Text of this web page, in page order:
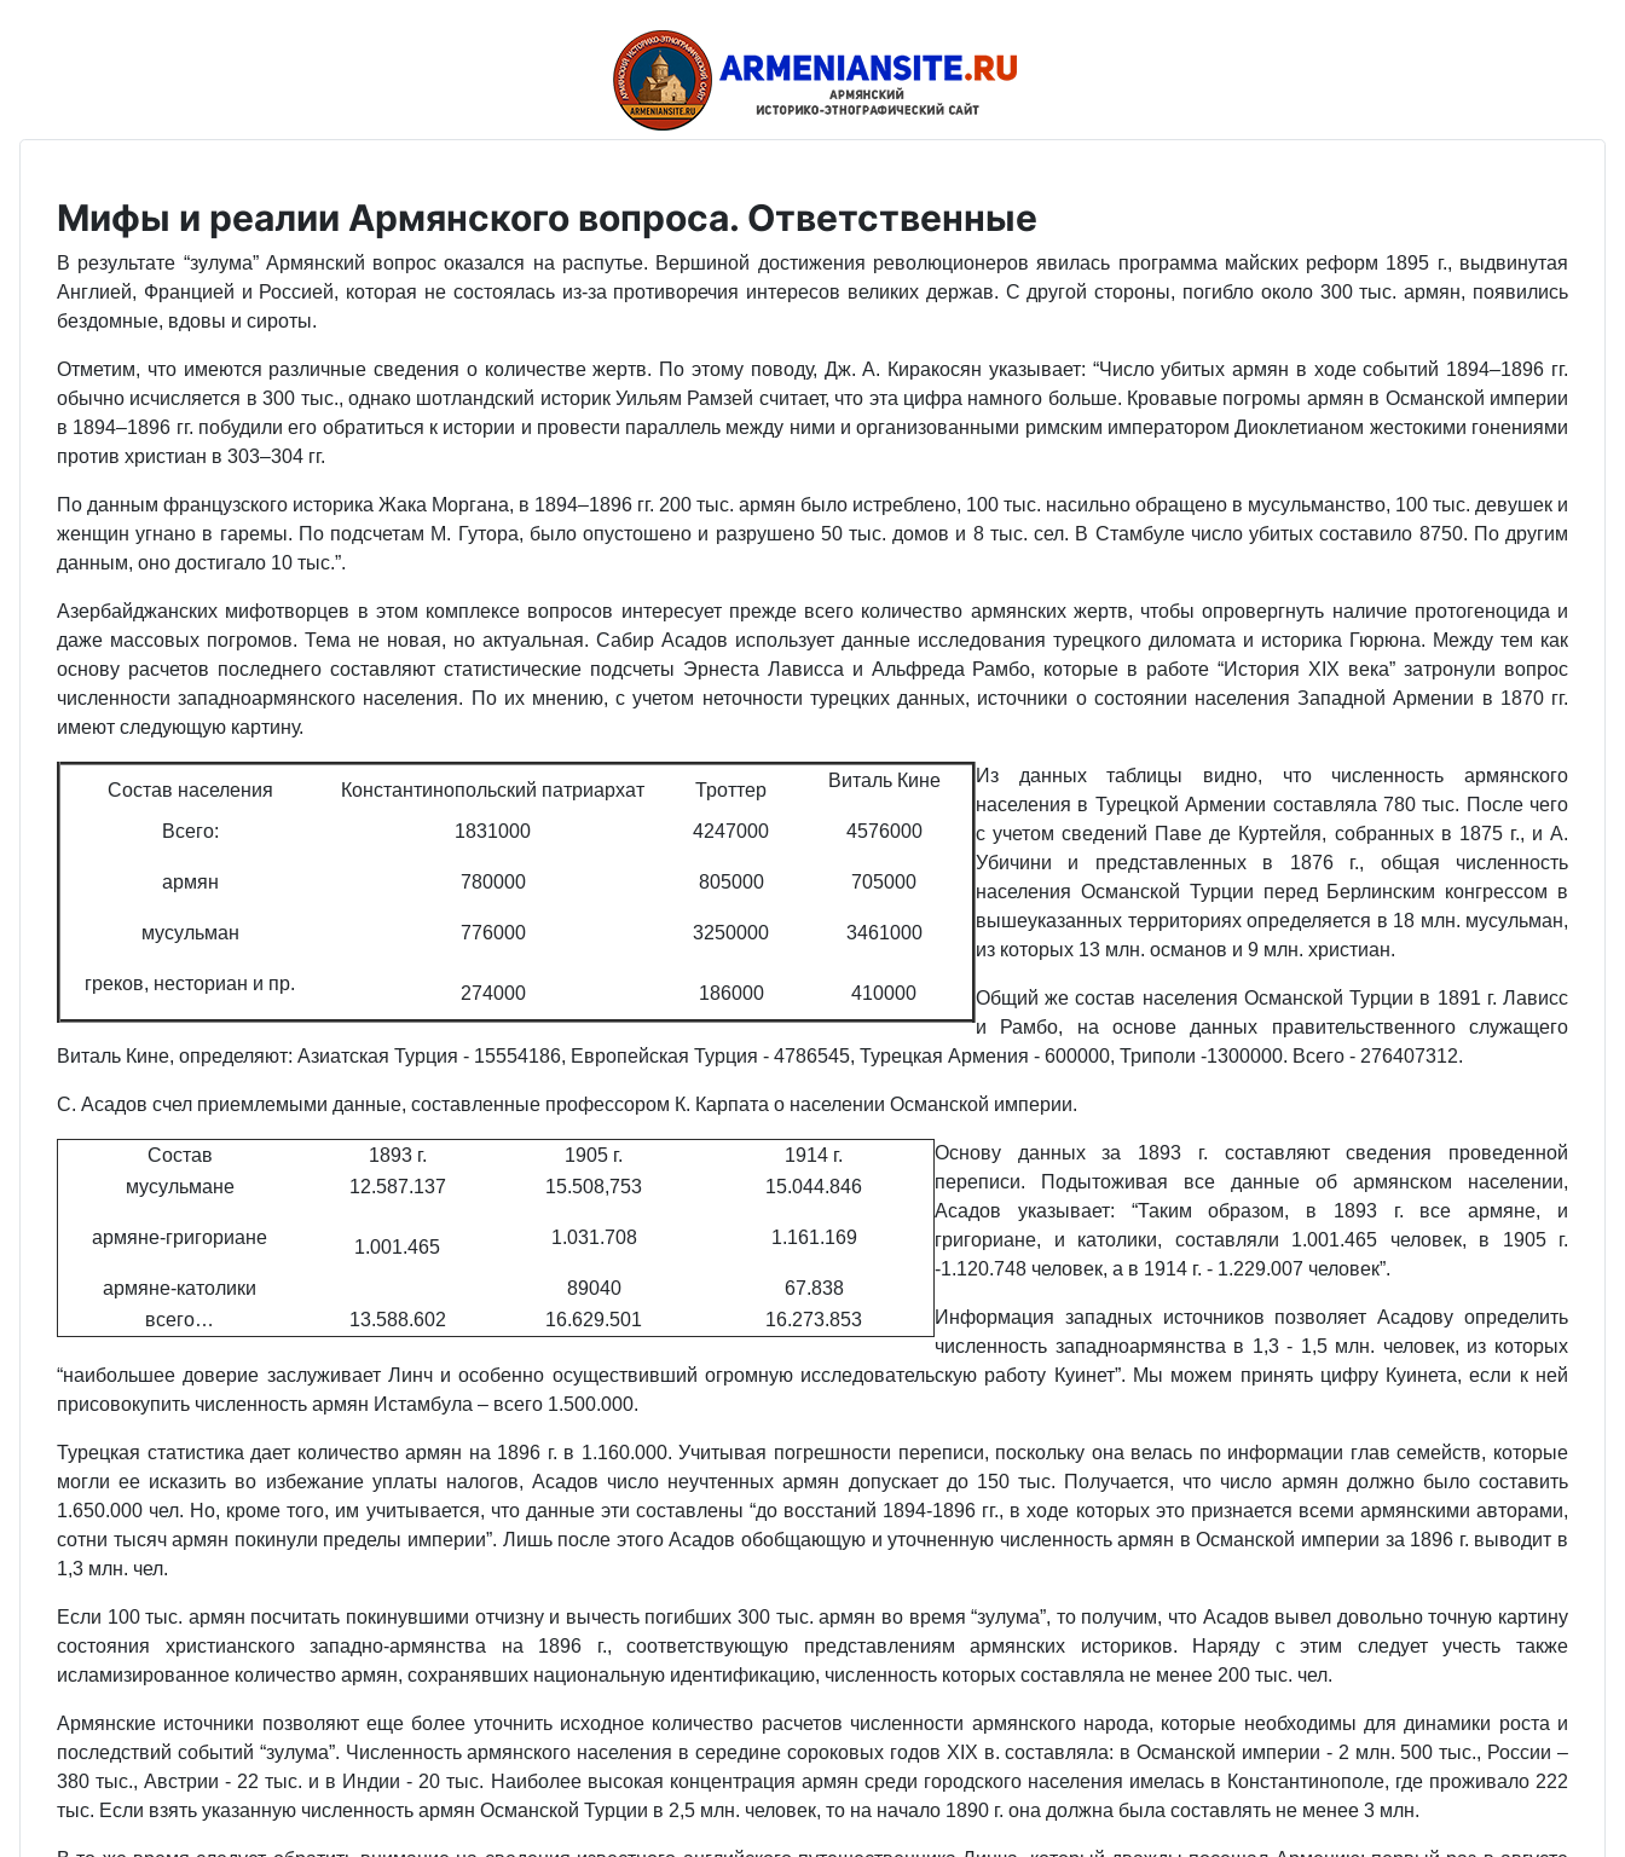
Мифы и реалии Армянского вопроса. Ответственные
В результате “зулума” Армянский вопрос оказался на распутье. Вершиной достижения революционеров явилась программа майских реформ 1895 г., выдвинутая
Англией, Францией и Россией, которая не состоялась из-за противоречия интересов великих держав. С другой стороны, погибло около 300 тыс. армян, появились
бездомные, вдовы и сироты.
Отметим, что имеются различные сведения о количестве жертв. По этому поводу, Дж. А. Киракосян указывает: “Число убитых армян в ходе событий 1894–1896 гг.
обычно исчисляется в 300 тыс., однако шотландский историк Уильям Рамзей считает, что эта цифра намного больше. Кровавые погромы армян в Османской империи
в 1894–1896 гг. побудили его обратиться к истории и провести параллель между ними и организованными римским императором Диоклетианом жестокими гонениями
против христиан в 303–304 гг.
По данным французского историка Жака Моргана, в 1894–1896 гг. 200 тыс. армян было истреблено, 100 тыс. насильно обращено в мусульманство, 100 тыс. девушек и
женщин угнано в гаремы. По подсчетам М. Гутора, было опустошено и разрушено 50 тыс. домов и 8 тыс. сел. В Стамбуле число убитых составило 8750. По другим
данным, оно достигало 10 тыс.”.
Азербайджанских мифотворцев в этом комплексе вопросов интересует прежде всего количество армянских жертв, чтобы опровергнуть наличие протогеноцида и
даже массовых погромов. Тема не новая, но актуальная. Сабир Асадов использует данные исследования турецкого диломата и историка Гюрюна. Между тем как
основу расчетов последнего составляют статистические подсчеты Эрнеста Лависса и Альфреда Рамбо, которые в работе “История ХIХ века” затронули вопрос
численности западноармянского населения. По их мнению, с учетом неточности турецких данных, источники о состоянии населения Западной Армении в 1870 гг.
имеют следующую картину.
Состав населения Константинопольский патриархат Троттер Виталь Кине
Всего: 1831000 4247000 4576000
армян 780000 805000 705000
мусульман 776000 3250000 3461000
греков, несториан и пр. 274000 186000 410000
Из данных таблицы видно, что численность армянского
населения в Турецкой Армении составляла 780 тыс. После чего
с учетом сведений Паве де Куртейля, собранных в 1875 г., и А.
Убичини и представленных в 1876 г., общая численность
населения Османской Турции перед Берлинским конгрессом в
вышеуказанных территориях определяется в 18 млн. мусульман,
из которых 13 млн. османов и 9 млн. христиан.
Общий же состав населения Османской Турции в 1891 г. Лависс
и Рамбо, на основе данных правительственного служащего
Виталь Кине, определяют: Азиатская Турция - 15554186, Европейская Турция - 4786545, Турецкая Армения - 600000, Триполи -1300000. Всего - 276407312.
С. Асадов счел приемлемыми данные, составленные профессором К. Карпата о населении Османской империи.
Состав 1893 г. 1905 г.
1914 г.
мусульмане
12.587.137 15.508,753 15.044.846
армяне-григориане 1.001.465 1.031.708 1.161.169
армяне-католики 89040
67.838
всего…
13.588.602 16.629.501 16.273.853
Основу данных за 1893 г. составляют сведения проведенной
переписи. Подытоживая все данные об армянском населении,
Асадов указывает: “Таким образом, в 1893 г. все армяне, и
григориане, и католики, составляли 1.001.465 человек, в 1905 г.
-1.120.748 человек, а в 1914 г. - 1.229.007 человек”.
Информация западных источников позволяет Асадову определить
численность западноармянства в 1,3 - 1,5 млн. человек, из которых
“наибольшее доверие заслуживает Линч и особенно осуществивший огромную исследовательскую работу Куинет”. Мы можем принять цифру Куинета, если к ней
присовокупить численность армян Истамбула – всего 1.500.000.
Турецкая статистика дает количество армян на 1896 г. в 1.160.000. Учитывая погрешности переписи, поскольку она велась по информации глав семейств, которые
могли ее исказить во избежание уплаты налогов, Асадов число неучтенных армян допускает до 150 тыс. Получается, что число армян должно было составить
1.650.000 чел. Но, кроме того, им учитывается, что данные эти составлены “до восстаний 1894-1896 гг., в ходе которых это признается всеми армянскими авторами,
сотни тысяч армян покинули пределы империи”. Лишь после этого Асадов обобщающую и уточненную численность армян в Османской империи за 1896 г. выводит в
1,3 млн. чел.
Если 100 тыс. армян посчитать покинувшими отчизну и вычесть погибших 300 тыс. армян во время “зулума”, то получим, что Асадов вывел довольно точную картину
состояния христианского западно-армянства на 1896 г., соответствующую представлениям армянских историков. Наряду с этим следует учесть также
исламизированное количество армян, сохранявших национальную идентификацию, численность которых составляла не менее 200 тыс. чел.
Армянские источники позволяют еще более уточнить исходное количество расчетов численности армянского народа, которые необходимы для динамики роста и
последствий событий “зулума”. Численность армянского населения в середине сороковых годов ХIХ в. составляла: в Османской империи - 2 млн. 500 тыс., России –
380 тыс., Австрии - 22 тыс. и в Индии - 20 тыс. Наиболее высокая концентрация армян среди городского населения имелась в Константинополе, где проживало 222
тыс. Если взять указанную численность армян Османской Турции в 2,5 млн. человек, то на начало 1890 г. она должна была составлять не менее 3 млн.